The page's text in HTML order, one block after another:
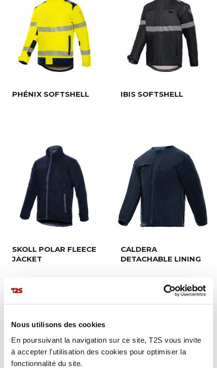
Nous utilisons des cookies
En poursuivant la navigation sur ce site, T2S vous invite
à accepter l'utilisation des cookies pour optimiser la
fonctionnalité du site.
PHÉNIX SOFTSHELL IBIS SOFTSHELL
SKOLL POLAR FLEECE
JACKET
CALDERA
DETACHABLE LINING